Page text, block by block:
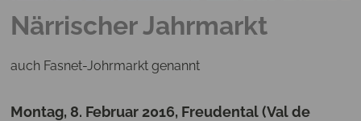
Närrischer Jahrmarkt
auch Fasnet-Johrmarkt genannt
Montag, 8. Februar 2016, Freudental (Val de